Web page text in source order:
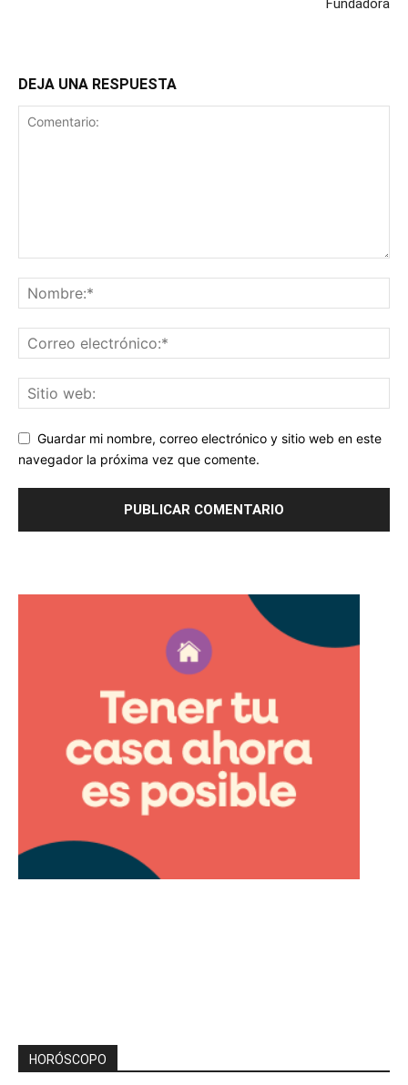
Fundadora
DEJA UNA RESPUESTA
Guardar mi nombre, correo electrónico y sitio web en este
navegador la próxima vez que comente.
HORÓSCOPO